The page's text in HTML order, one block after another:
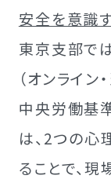
安全を意識
東京支部で
（オンライン
中央労働基
は、2つの心
ることで、